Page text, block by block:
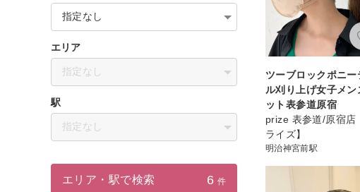
ツーブロックポニー
ル刈り上げ女子メン
ット表参道原宿
prize 表参道/原宿店
ライズ】
明治神宮前駅
指定なし
エリア
指定なし
駅
指定なし
エリア・駅で検索 6 件